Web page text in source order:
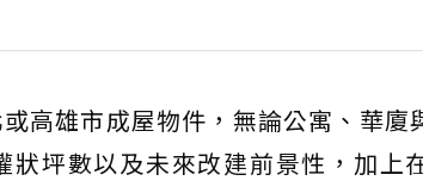
高雄市成屋物件，無論公寓、華廈
坪數以及未來改建前景性，加上